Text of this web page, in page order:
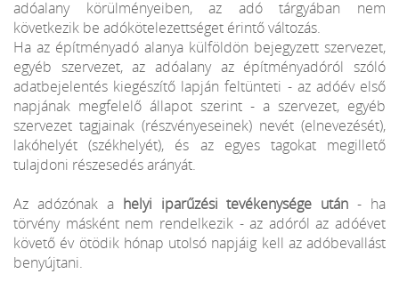
adóalany körülményeiben, az adó tárgyában nem
következik be adókötelezettséget érintő változás.
Ha az építményadó alanya külföldön bejegyzett szervezet,
egyéb szervezet, az adóalany az építményadóról szóló
adatbejelentés kiegészítő lapján feltünteti - az adóév első
napjának megfelelő állapot szerint - a szervezet, egyéb
szervezet tagjainak (részvényeseinek) nevét (elnevezését),
lakóhelyét (székhelyét), és az egyes tagokat megillető
tulajdoni részesedés arányát.
Az adózónak a helyi iparűzési tevékenysége után - ha
törvény másként nem rendelkezik - az adóról az adóévet
követő év ötödik hónap utolsó napjáig kell az adóbevallást
benyújtani.